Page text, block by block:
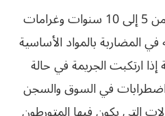
وينص القانون على السجن من 5 إلى 10 سنوات وغرامات
المضاربة بالمواد الأساسية
من 10 إلى 20 سنة إذا ارتكبت الجريمة في حالة
اضطرابات في السوق والسجن